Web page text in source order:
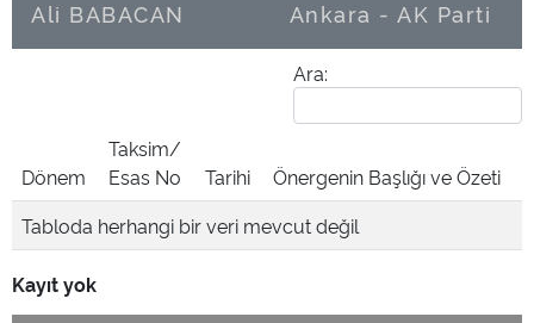
Ali BABACAN Ankara - AK Parti
Ara:
Dönem
Taksim/
Esas No
Tarihi
Önergenin Başlığı ve Özeti
Tabloda herhangi bir veri mevcut değil
Kayıt yok